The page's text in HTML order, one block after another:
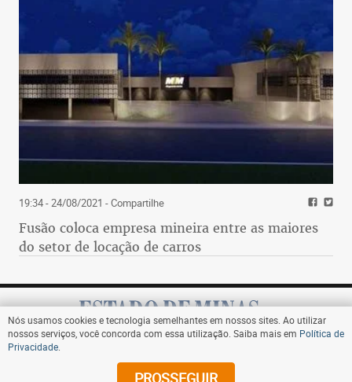
Nós usamos cookies e tecnologia semelhantes em nossos sites. Ao utilizar
nossos serviços, você concorda com essa utilização. Saiba mais em Política de
Privacidade
PROSSEGUIR
19:34 - 24/08/2021 - Compartilhe
Fusão coloca empresa mineira entre as maiores
do setor de locação de carros
Assine